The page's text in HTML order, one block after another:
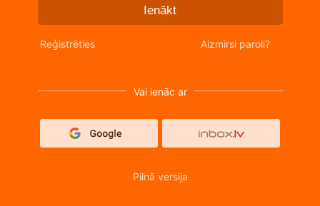
Ienākt
Reģistrēties Aizmirsi paroli?
Vai ienāc ar
Pilnā versija